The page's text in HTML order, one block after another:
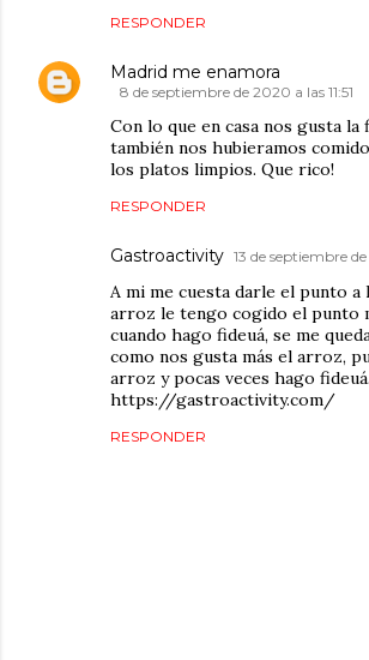
RESPONDER
Madrid me enamora
8 de septiembre de 2020 a las 11:51
Con lo que en casa nos gusta
también nos hubieramos
los platos limpios. Que rico!
RESPONDER
Gastroactivity 13 de septiembre
A mi me cuesta darle el punto a
arroz le tengo cogido el punto
cuando hago fideuá, se me
como nos gusta más el arroz,
arroz y pocas veces hago fideuá.
https://gastroactivity.com/
RESPONDER